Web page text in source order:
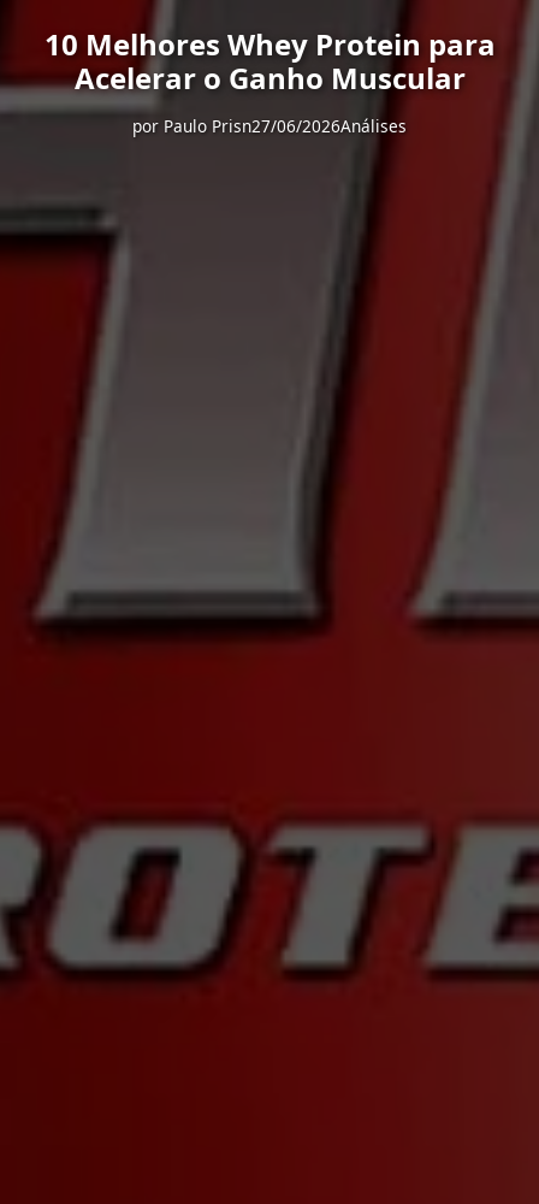
10 Melhores Whey Protein para
Acelerar o Ganho Muscular
por Paulo Prisn27/06/2026Análises